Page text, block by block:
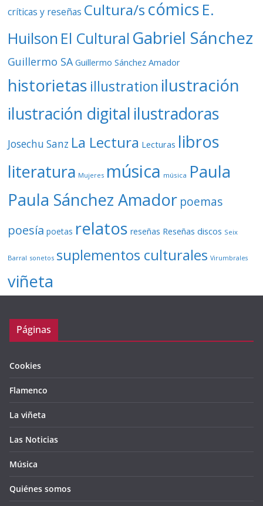
críticas y reseñas Cultura/s cómics E.
Huilson El Cultural Gabriel Sánchez
Guillermo SA Guillermo Sánchez Amador
historietas illustration ilustración
ilustración digital ilustradoras
Josechu Sanz La Lectura Lecturas libros
literatura Mujeres música música Paula
Paula Sánchez Amador poemas
poesía poetas relatos reseñas Reseñas discos Seix
Barral sonetos suplementos culturales Virumbrales
viñeta
Páginas
Cookies
Flamenco
La viñeta
Las Noticias
Música
Quiénes somos